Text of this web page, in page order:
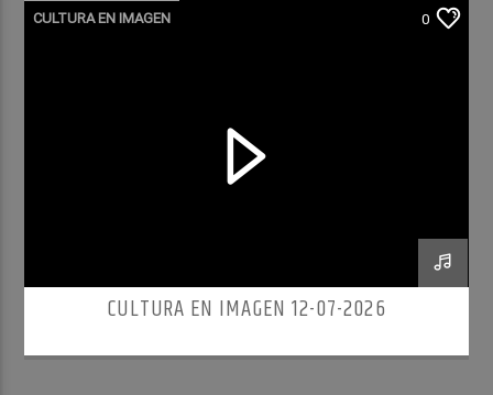
CULTURA EN IMAGEN 0
CULTURA EN IMAGEN 12-07-2026